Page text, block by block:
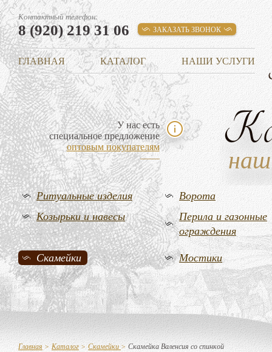
Контактный телефон:
8 (920) 219 31 06 ЗАКАЗАТЬ ЗВОНОК
ГЛАВНАЯ КАТАЛОГ НАШИ УСЛУГИ
У нас есть
специальное предложение
оптовым покупателям
Ритуальные изделия
Ворота
Козырьки и навесы
Перила и газонные
ограждения
Скамейки Мостики
Главная > Каталог> Скамейки> Скамейка Валенсия со спинкой